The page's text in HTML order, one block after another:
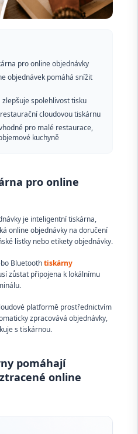
pro online objednávky
objednávek pomáhá snížit
zlepšuje spolehlivost tisku
cloudovou tiskárnu
pro malé restaurace,
kuchyně
pro online
je inteligentní tiskárna,
online objednávky na doručení
lístky nebo etikety objednávky.
Bluetoothtiskárny
zůstat připojena k lokálnímu
platformě prostřednictvím
zpracovává objednávky,
s tiskárnou.
pomáhají
online